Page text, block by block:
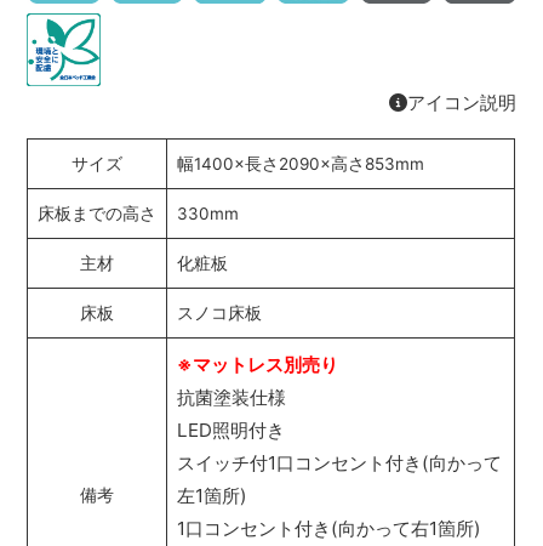
アイコン説明
サイズ 幅1400×長さ2090×高さ853mm
床板までの高さ 330mm
主材 化粧板
床板 スノコ床板
備考
※マットレス別売り
抗菌塗装仕様
LED照明付き
スイッチ付1口コンセント付き(向かって
左1箇所)
1口コンセント付き(向かって右1箇所)